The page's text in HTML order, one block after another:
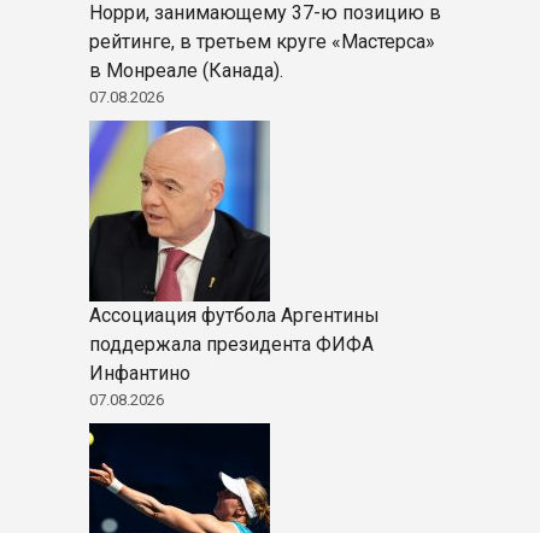
Норри, занимающему 37-ю позицию в
рейтинге, в третьем круге «Мастерса»
в Монреале (Канада).
07.08.2026
Ассоциация футбола Аргентины
поддержала президента ФИФА
Инфантино
07.08.2026